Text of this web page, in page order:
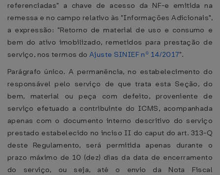
referenciadas" a chave de acesso da NF-e emitida na
remessa e no campo relativo às "Informações Adicionais",
a expressão: "Retorno de material de uso e consumo e
bem do ativo imobilizado, remetidos para prestação de
serviço, nos termos do Ajuste SINIEF nº 14/2017".
Parágrafo único. A permanência, no estabelecimento do
responsável pelo serviço de que trata esta Seção, do
bem, material ou peça com defeito, proveniente de
serviço efetuado a contribuinte do ICMS, acompanhada
apenas com o documento interno descritivo do serviço
prestado estabelecido no inciso II do caput do art. 313-Q
deste Regulamento, será permitida apenas durante o
prazo máximo de 10 (dez) dias da data de encerramento
do serviço, ou seja, até o envio da Nota Fiscal